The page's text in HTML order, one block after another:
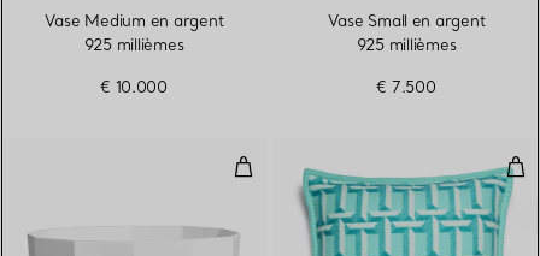
Vase Medium en argent
925 millièmes
€ 10.000
Vase Small en argent
925 millièmes
€ 7.500
Bol taille Large en porcelaine